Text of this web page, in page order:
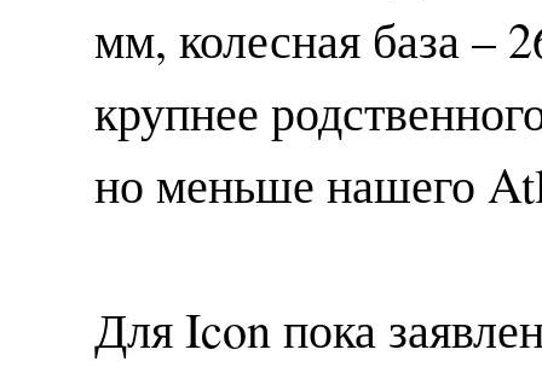
мм, колесная база –
крупнее
но меньше нашего
Для Icon пока